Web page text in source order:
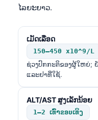
ໄລຍະຍາວ.
ເມັດເລືອດ
150–450 x10^9/L
ຊ່ວງປົກກະຕິຂອງຜູ້ໃຫຍ່;
ແລະຢາທີ່ໃຊ້.
ALT/AST ສູງເລັກນ້ອຍ
1–2 ເທົ່າຂອບເທິງ
తెలుగు
ગુજરાતી
ಕನ್ನಡ
മലയാളം
Bahasa Melayu
Tiếng Việt